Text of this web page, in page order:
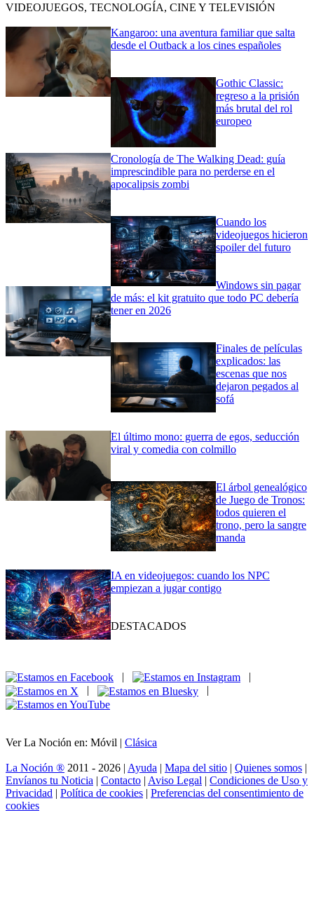
VIDEOJUEGOS, TECNOLOGÍA, CINE Y TELEVISIÓN
Kangaroo: una aventura familiar que salta
desde el Outback a los cines españoles
Gothic Classic:
regreso a la prisión
más brutal del rol
europeo
Cronología de The Walking Dead: guía
imprescindible para no perderse en el
apocalipsis zombi
Cuando los
videojuegos hicieron
spoiler del futuro
Windows sin pagar
de más: el kit gratuito que todo PC debería
tener en 2026
Finales de películas
explicados: las
escenas que nos
dejaron pegados al
sofá
El último mono: guerra de egos, seducción
viral y comedia con colmillo
El árbol genealógico
de Juego de Tronos:
todos quieren el
trono, pero la sangre
manda
IA en videojuegos: cuando los NPC
empiezan a jugar contigo
DESTACADOS
|
|
Ver La Noción en: Móvil | Clásica
La Noción ® 2011 - 2026 | Ayuda | Mapa del sitio | Quienes somos |
Envíanos tu Noticia | Contacto | Aviso Legal | Condiciones de Uso y
Privacidad | Política de cookies | Preferencias del consentimiento de
cookies